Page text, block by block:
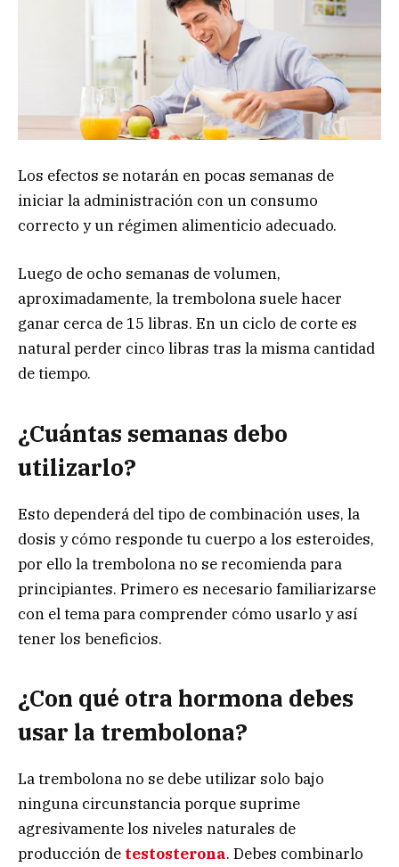
Los efectos se notarán en pocas semanas de
iniciar la administración con un consumo
correcto y un régimen alimenticio adecuado.
Luego de ocho semanas de volumen,
aproximadamente, la trembolona suele hacer
ganar cerca de 15 libras. En un ciclo de corte es
natural perder cinco libras tras la misma cantidad
de tiempo.
¿Cuántas semanas debo
utilizarlo?
Esto dependerá del tipo de combinación uses, la
dosis y cómo responde tu cuerpo a los esteroides,
por ello la trembolona no se recomienda para
principiantes. Primero es necesario familiarizarse
con el tema para comprender cómo usarlo y así
tener los beneficios.
¿Con qué otra hormona debes
usar la trembolona?
La trembolona no se debe utilizar solo bajo
ninguna circunstancia porque suprime
agresivamente los niveles naturales de
producción de testosterona. Debes combinarlo